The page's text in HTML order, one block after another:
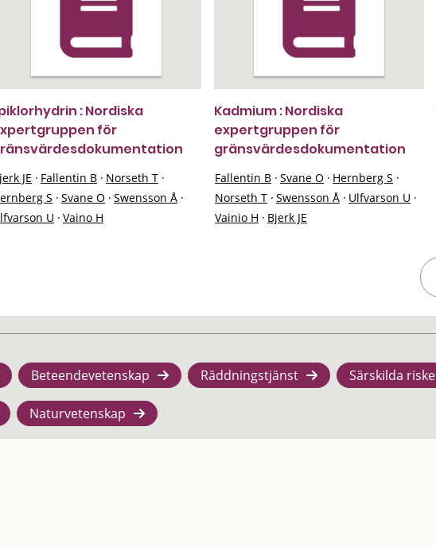
: Nordiska
för
JE · Fallentin B · Norseth T ·
S · Svane O · Swensson Å ·
U · Vaino H
Kadmium : Nordiska
expertgruppen för
gränsvärdesdokumentation
Fallentin B · Svane O · Hernberg S ·
Norseth T · Swensson Å · Ulfvarson U ·
Vainio H · Bjerk JE
Beteendevetenskap Räddningstjänst Särskilda
Naturvetenskap